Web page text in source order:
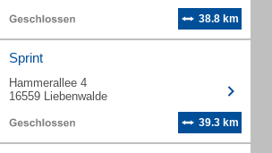
38.8 km
Sprint
Hammerallee 4
16559 Liebenwalde
39.3 km